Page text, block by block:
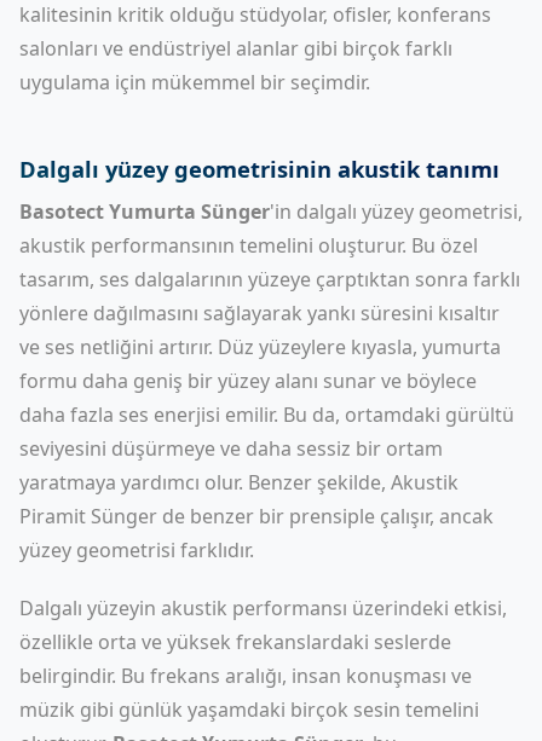
kalitesinin kritik olduğu stüdyolar, ofisler, konferans
salonları ve endüstriyel alanlar gibi birçok farklı
uygulama için mükemmel bir seçimdir.
Dalgalı yüzey geometrisinin akustik tanımı
Basotect Yumurta Sünger'in dalgalı yüzey geometrisi,
akustik performansının temelini oluşturur. Bu özel
tasarım, ses dalgalarının yüzeye çarptıktan sonra farklı
yönlere dağılmasını sağlayarak yankı süresini kısaltır
ve ses netliğini artırır. Düz yüzeylere kıyasla, yumurta
formu daha geniş bir yüzey alanı sunar ve böylece
daha fazla ses enerjisi emilir. Bu da, ortamdaki gürültü
seviyesini düşürmeye ve daha sessiz bir ortam
yaratmaya yardımcı olur. Benzer şekilde, Akustik
Piramit Sünger de benzer bir prensiple çalışır, ancak
yüzey geometrisi farklıdır.
Dalgalı yüzeyin akustik performansı üzerindeki etkisi,
özellikle orta ve yüksek frekanslardaki seslerde
belirgindir. Bu frekans aralığı, insan konuşması ve
müzik gibi günlük yaşamdaki birçok sesin temelini